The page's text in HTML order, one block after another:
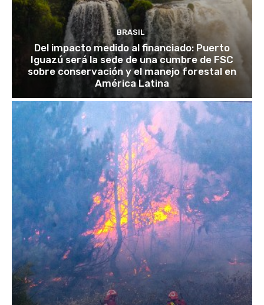
BRASIL
Del impacto medido al financiado: Puerto
Iguazú será la sede de una cumbre de FSC
sobre conservación y el manejo forestal en
América Latina